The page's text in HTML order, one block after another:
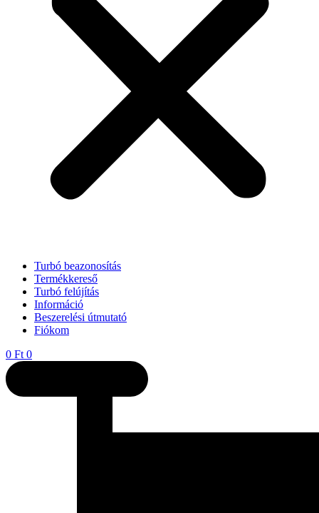
Turbó beazonosítás
Termékkereső
Turbó felújítás
Információ
Beszerelési útmutató
Fiókom
0 Ft 0